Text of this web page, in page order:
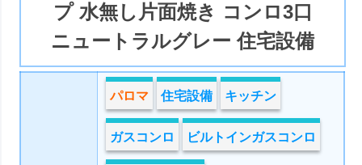
プ 水無し片面焼き コンロ3口
ニュートラルグレー 住宅設備
パロマ 住宅設備 キッチン
ガスコンロ ビルトインガスコンロ